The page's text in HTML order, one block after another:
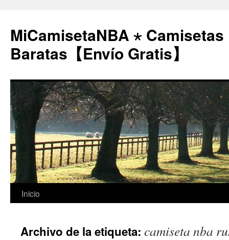
MiCamisetaNBA ⋆ Camisetas
Baratas【Envío Gratis】
Saltar
contenido
Inicio
Archivo de la etiqueta: camiseta nba